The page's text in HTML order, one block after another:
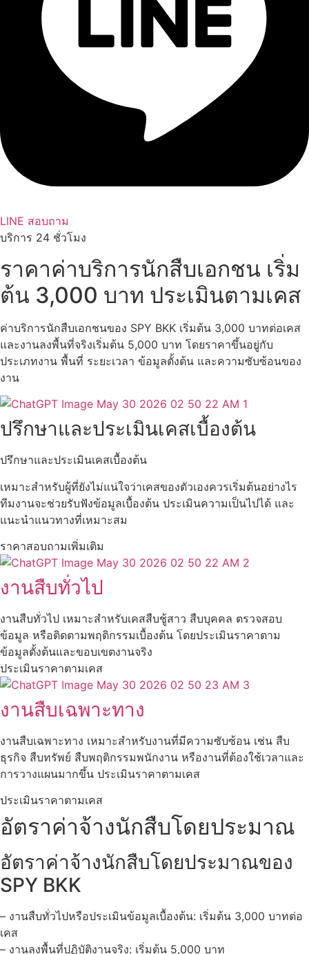
LINE สอบถาม
บริการ 24 ชั่วโมง
ราคาค่าบริการนักสืบเอกชน เริ่ม
ต้น 3,000 บาท ประเมินตามเคส
ค่าบริการนักสืบเอกชนของ SPY BKK เริ่มต้น 3,000 บาทต่อเคส
และงานลงพื้นที่จริงเริ่มต้น 5,000 บาท โดยราคาขึ้นอยู่กับ
ประเภทงาน พื้นที่ ระยะเวลา ข้อมูลตั้งต้น และความซับซ้อนของ
งาน
ปรึกษาและประเมินเคสเบื้องต้น
ปรึกษาและประเมินเคสเบื้องต้น
เหมาะสำหรับผู้ที่ยังไม่แน่ใจว่าเคสของตัวเองควรเริ่มต้นอย่างไร
ทีมงานจะช่วยรับฟังข้อมูลเบื้องต้น ประเมินความเป็นไปได้ และ
แนะนำแนวทางที่เหมาะสม
ราคาสอบถามเพิ่มเติม
งานสืบทั่วไป
งานสืบทั่วไป เหมาะสำหรับเคสสืบชู้สาว สืบบุคคล ตรวจสอบ
ข้อมูล หรือติดตามพฤติกรรมเบื้องต้น โดยประเมินราคาตาม
ข้อมูลตั้งต้นและขอบเขตงานจริง
ประเมินราคาตามเคส
งานสืบเฉพาะทาง
งานสืบเฉพาะทาง เหมาะสำหรับงานที่มีความซับซ้อน เช่น สืบ
ธุรกิจ สืบทรัพย์ สืบพฤติกรรมพนักงาน หรืองานที่ต้องใช้เวลาและ
การวางแผนมากขึ้น ประเมินราคาตามเคส
ประเมินราคาตามเคส
อัตราค่าจ้างนักสืบโดยประมาณ
อัตราค่าจ้างนักสืบโดยประมาณของ
SPY BKK
– งานสืบทั่วไปหรือประเมินข้อมูลเบื้องต้น: เริ่มต้น 3,000 บาทต่อ
เคส
– งานลงพื้นที่ปฏิบัติงานจริง: เริ่มต้น 5,000 บาท